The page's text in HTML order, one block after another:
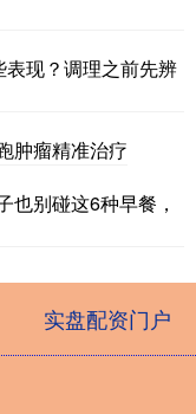
表现？调理之前先辨
肿瘤精准治疗
也别碰这6种早餐，
实盘配资门户